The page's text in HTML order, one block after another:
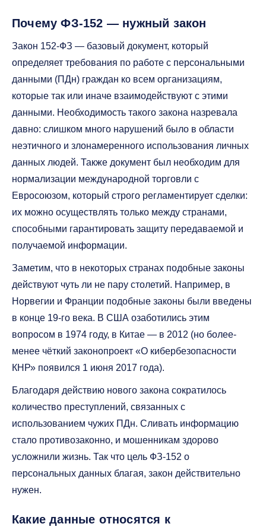
Почему ФЗ-152 — нужный закон
Закон 152-ФЗ — базовый документ, который
определяет требования по работе с персональными
данными (ПДн) граждан ко всем организациям,
которые так или иначе взаимодействуют с этими
данными. Необходимость такого закона назревала
давно: слишком много нарушений было в области
неэтичного и злонамеренного использования личных
данных людей. Также документ был необходим для
нормализации международной торговли с
Евросоюзом, который строго регламентирует сделки:
их можно осуществлять только между странами,
способными гарантировать защиту передаваемой и
получаемой информации.
Заметим, что в некоторых странах подобные законы
действуют чуть ли не пару столетий. Например, в
Норвегии и Франции подобные законы были введены
в конце 19-го века. В США озаботились этим
вопросом в 1974 году, в Китае — в 2012 (но более-
менее чёткий законопроект «О кибербезопасности
КНР» появился 1 июня 2017 года).
Благодаря действию нового закона сократилось
количество преступлений, связанных с
использованием чужих ПДн. Сливать информацию
стало противозаконно, и мошенникам здорово
усложнили жизнь. Так что цель ФЗ-152 о
персональных данных благая, закон действительно
нужен.
Какие данные относятся к